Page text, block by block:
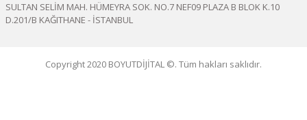
SULTAN SELİM MAH. HÜMEYRA SOK. NO.7 NEF09 PLAZA B BLOK K.10
D.201/B KAĞITHANE - İSTANBUL
Copyright 2020 BOYUTDİJİTAL ©. Tüm hakları saklıdır.